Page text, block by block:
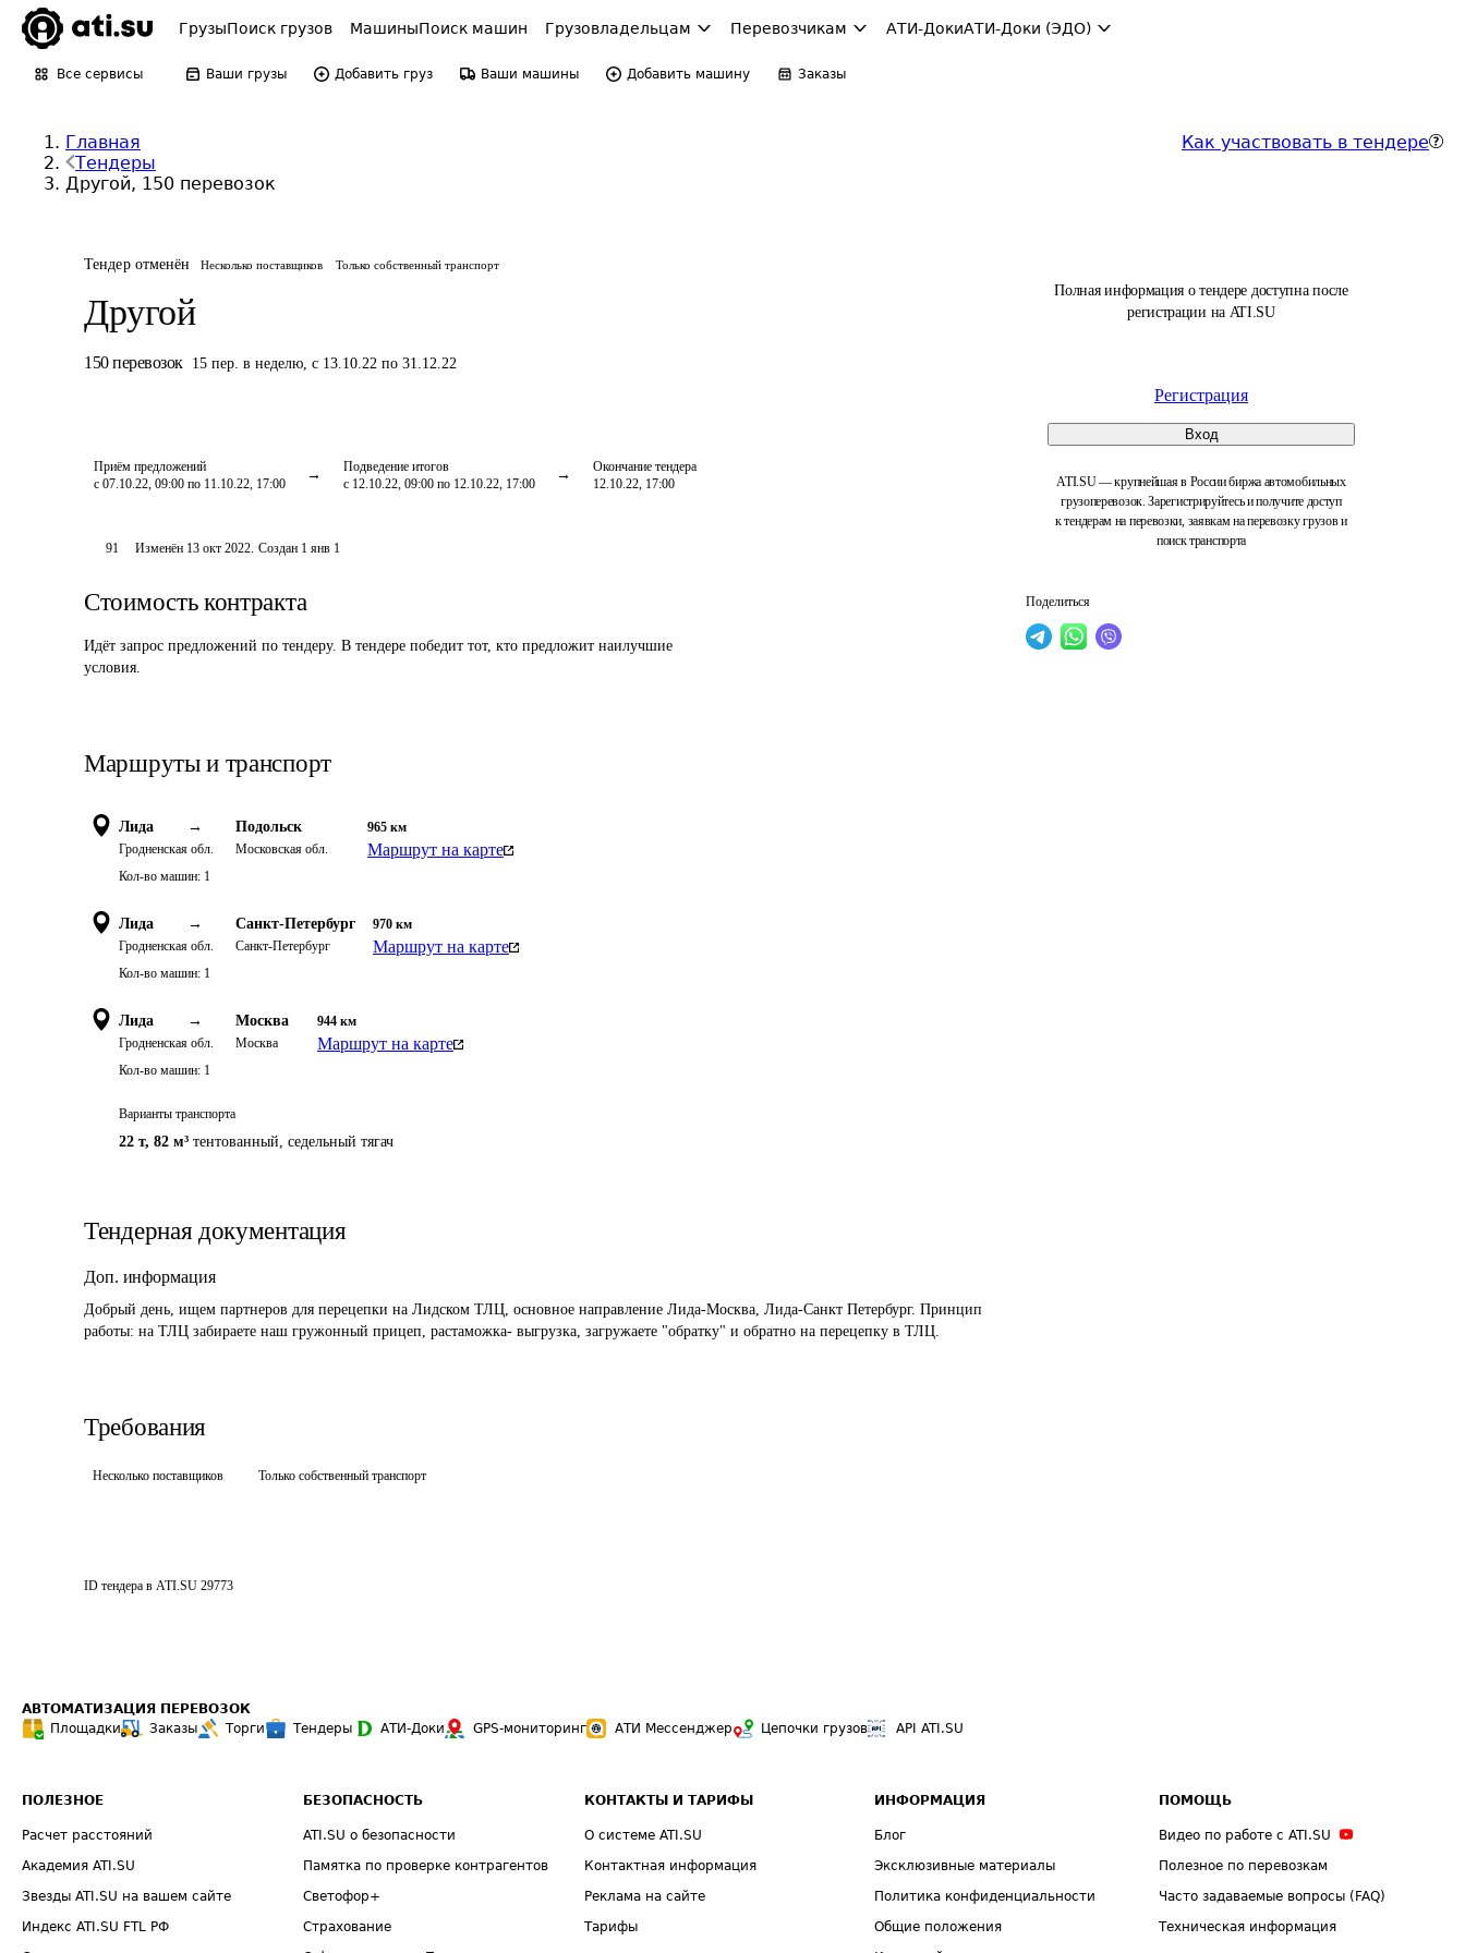
ГрузыПоиск грузов МашиныПоиск машин Грузовладельцам Перевозчикам АТИ-ДокиАТИ-Доки (ЭДО)
Все сервисы Ваши грузы Добавить груз Ваши машины Добавить машину Заказы
Главная
Тендеры
Другой, 150 перевозок
Как участвовать в тендере
Тендер отменён Несколько поставщиков Только собственный транспорт
Другой
150 перевозок 15 пер. в неделю, с 13.10.22 по 31.12.22
Приём предложений
с 07.10.22, 09:00 по 11.10.22, 17:00
Подведение итогов
с 12.10.22, 09:00 по 12.10.22, 17:00
Окончание тендера
12.10.22, 17:00
Полная информация о тендере доступна после
регистрации на ATI.SU
Регистрация
Вход
ATI.SU — крупнейшая в России биржа автомобильных
грузоперевозок. Зарегистрируйтесь и получите доступ
к тендерам на перевозки, заявкам на перевозку грузов и
поиск транспорта
Поделиться
91 Изменён 13 окт 2022. Создан 1 янв 1
Стоимость контракта
Идёт запрос предложений по тендеру. В тендере победит тот, кто предложит наилучшие
условия.
Маршруты и транспорт
Лида →
Гродненская обл.
Подольск
Московская обл.
965 км
Маршрут на карте
Кол-во машин: 1
Лида →
Гродненская обл.
Санкт-Петербург
Санкт-Петербург
970 км
Маршрут на карте
Кол-во машин: 1
Лида →
Гродненская обл.
Москва
Москва
944 км
Маршрут на карте
Кол-во машин: 1
Варианты транспорта
22 т, 82 м³ тентованный, седельный тягач
Тендерная документация
Доп. информация
Добрый день, ищем партнеров для перецепки на Лидском ТЛЦ, основное направление Лида-Москва, Лида-Санкт Петербург. Принцип
работы: на ТЛЦ забираете наш гружонный прицеп, растаможка- выгрузка, загружаете "обратку" и обратно на перецепку в ТЛЦ.
Требования
Несколько поставщиков Только собственный транспорт
ID тендера в ATI.SU 29773
АВТОМАТИЗАЦИЯ ПЕРЕВОЗОК
Площадки
Заказы Торги Тендеры АТИ-Доки GPS-мониторинг АТИ Мессенджер Цепочки грузов API ATI.SU
ПОЛЕЗНОЕ
Расчет расстояний
Академия ATI.SU
Звезды ATI.SU на вашем сайте
Индекс ATI.SU FTL РФ
БЕЗОПАСНОСТЬ
ATI.SU о безопасности
Памятка по проверке контрагентов
Светофор+
Страхование
КОНТАКТЫ И ТАРИФЫ
О системе ATI.SU
Контактная информация
Реклама на сайте
Тарифы
ИНФОРМАЦИЯ
Блог
Эксклюзивные материалы
Политика конфиденциальности
Общие положения
ПОМОЩЬ
Видео по работе с ATI.SU
Полезное по перевозкам
Часто задаваемые вопросы (FAQ)
Техническая информация